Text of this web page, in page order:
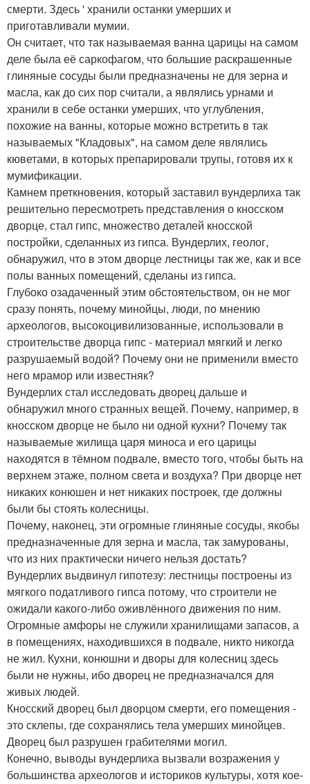
смерти. Здесь ' хранили останки умерших и
приготавливали мумии.
Он считает, что так называемая ванна царицы на самом
деле была её саркофагом, что большие раскрашенные
глиняные сосуды были предназначены не для зерна и
масла, как до сих пор считали, а являлись урнами и
хранили в себе останки умерших, что углубления,
похожие на ванны, которые можно встретить в так
называемых "Кладовых", на самом деле являлись
кюветами, в которых препарировали трупы, готовя их к
мумификации.
Камнем преткновения, который заставил вундерлиха так
решительно пересмотреть представления о кносском
дворце, стал гипс, множество деталей кносской
постройки, сделанных из гипса. Вундерлих, геолог,
обнаружил, что в этом дворце лестницы так же, как и все
полы ванных помещений, сделаны из гипса.
Глубоко озадаченный этим обстоятельством, он не мог
сразу понять, почему минойцы, люди, по мнению
археологов, высокоцивилизованные, использовали в
строительстве дворца гипс - материал мягкий и легко
разрушаемый водой? Почему они не применили вместо
него мрамор или известняк?
Вундерлих стал исследовать дворец дальше и
обнаружил много странных вещей. Почему, например, в
кносском дворце не было ни одной кухни? Почему так
называемые жилища царя миноса и его царицы
находятся в тёмном подвале, вместо того, чтобы быть на
верхнем этаже, полном света и воздуха? При дворце нет
никаких конюшен и нет никаких построек, где должны
были бы стоять колесницы.
Почему, наконец, эти огромные глиняные сосуды, якобы
предназначенные для зерна и масла, так замурованы,
что из них практически ничего нельзя достать?
Вундерлих выдвинул гипотезу: лестницы построены из
мягкого податливого гипса потому, что строители не
ожидали какого-либо оживлённого движения по ним.
Огромные амфоры не служили хранилищами запасов, а
в помещениях, находившихся в подвале, никто никогда
не жил. Кухни, конюшни и дворы для колесниц здесь
были не нужны, ибо дворец не предназначался для
живых людей.
Кносский дворец был дворцом смерти, его помещения -
это склепы, где сохранялись тела умерших минойцев.
Дворец был разрушен грабителями могил.
Конечно, выводы вундерлиха вызвали возражения у
большинства археологов и историков культуры, хотя кое-